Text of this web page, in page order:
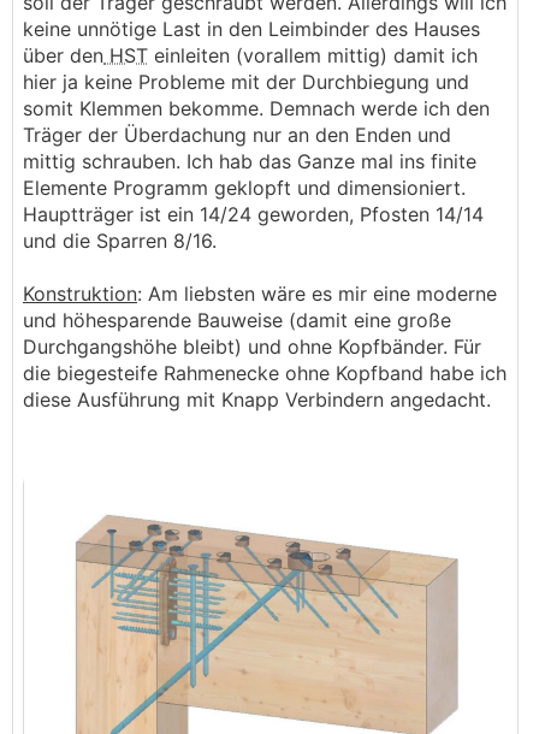
keine unnötige Last in den Leimbinder des Hauses
über den HST einleiten (vorallem mittig) damit ich
hier ja keine Probleme mit der Durchbiegung und
somit Klemmen bekomme. Demnach werde ich den
Träger der Überdachung nur an den Enden und
mittig schrauben. Ich hab das Ganze mal ins finite
Elemente Programm geklopft und dimensioniert.
Hauptträger ist ein 14/24 geworden, Pfosten 14/14
und die Sparren 8/16.
Konstruktion: Am liebsten wäre es mir eine moderne
und höhesparende Bauweise (damit eine große
Durchgangshöhe bleibt) und ohne Kopfbänder. Für
die biegesteife Rahmenecke ohne Kopfband habe ich
diese Ausführung mit Knapp Verbindern angedacht.